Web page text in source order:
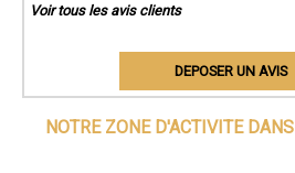
Voir tous les avis clients
DEPOSER UN AVIS
NOTRE ZONE D'ACTIVITE DANS